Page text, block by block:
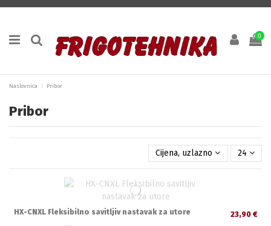
0
Naslovnica Pribor
Pribor
Cijena, uzlazno 24
HX-CNXL Fleksibilno savitljiv nastavak za utore 23,90 €